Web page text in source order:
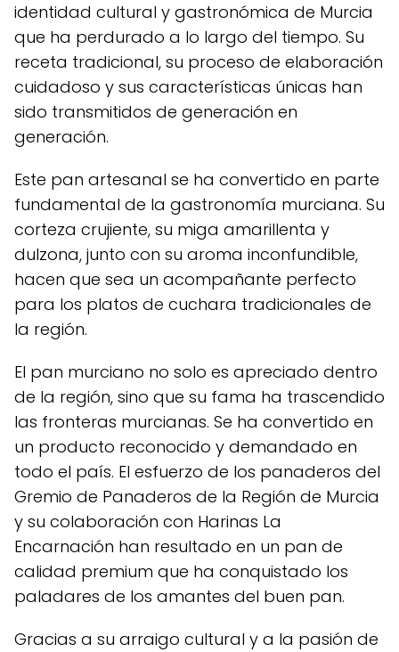
identidad cultural y gastronómica de Murcia
que ha perdurado a lo largo del tiempo. Su
receta tradicional, su proceso de elaboración
cuidadoso y sus características únicas han
sido transmitidos de generación en
generación.
Este pan artesanal se ha convertido en parte
fundamental de la gastronomía murciana. Su
corteza crujiente, su miga amarillenta y
dulzona, junto con su aroma inconfundible,
hacen que sea un acompañante perfecto
para los platos de cuchara tradicionales de
la región.
El pan murciano no solo es apreciado dentro
de la región, sino que su fama ha trascendido
las fronteras murcianas. Se ha convertido en
un producto reconocido y demandado en
todo el país. El esfuerzo de los panaderos del
Gremio de Panaderos de la Región de Murcia
y su colaboración con Harinas La
Encarnación han resultado en un pan de
calidad premium que ha conquistado los
paladares de los amantes del buen pan.
Gracias a su arraigo cultural y a la pasión de